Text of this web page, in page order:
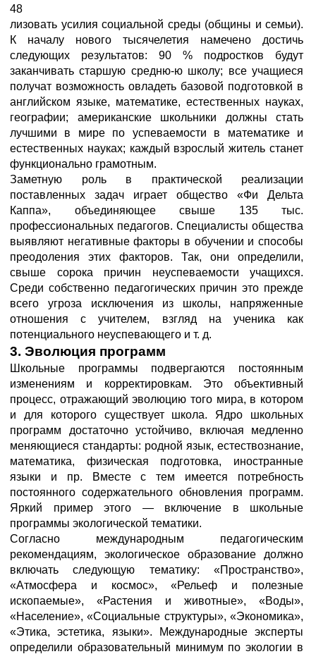
48
лизовать усилия социальной среды (общины и семьи).
К началу нового тысячелетия намечено достичь
следующих результатов: 90 % подростков будут
заканчивать старшую средню-ю школу; все учащиеся
получат возможность овладеть базовой подготовкой в
английском языке, математике, естественных науках,
географии; американские школьники должны стать
лучшими в мире по успеваемости в математике и
естественных науках; каждый взрослый житель станет
функционально грамотным.
Заметную роль в практической реализации
поставленных задач играет общество «Фи Дельта
Каппа», объединяющее свыше 135 тыс.
профессиональных педагогов. Специалисты общества
выявляют негативные факторы в обучении и способы
преодоления этих факторов. Так, они определили,
свыше сорока причин неуспеваемости учащихся.
Среди собственно педагогических причин это прежде
всего угроза исключения из школы, напряженные
отношения с учителем, взгляд на ученика как
потенциального неуспевающего и т. д.
3. Эволюция программ
Школьные программы подвергаются постоянным
изменениям и корректировкам. Это объективный
процесс, отражающий эволюцию того мира, в котором
и для которого существует школа. Ядро школьных
программ достаточно устойчиво, включая медленно
меняющиеся стандарты: родной язык, естествознание,
математика, физическая подготовка, иностранные
языки и пр. Вместе с тем имеется потребность
постоянного содержательного обновления программ.
Яркий пример этого — включение в школьные
программы экологической тематики.
Согласно международным педагогическим
рекомендациям, экологическое образование должно
включать следующую тематику: «Пространство»,
«Атмосфера и космос», «Рельеф и полезные
ископаемые», «Растения и животные», «Воды»,
«Население», «Социальные структуры», «Экономика»,
«Этика, эстетика, языки». Международные эксперты
определили образовательный минимум по экологии в